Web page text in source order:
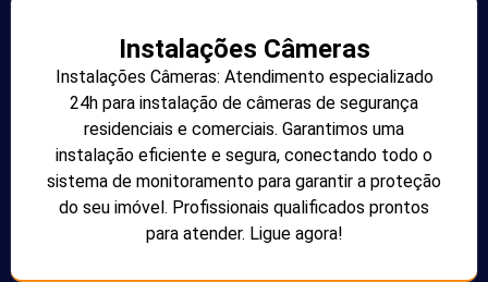
Instalações Câmeras
Instalações Câmeras: Atendimento especializado
24h para instalação de câmeras de segurança
residenciais e comerciais. Garantimos uma
instalação eficiente e segura, conectando todo o
sistema de monitoramento para garantir a proteção
do seu imóvel. Profissionais qualificados prontos
para atender. Ligue agora!